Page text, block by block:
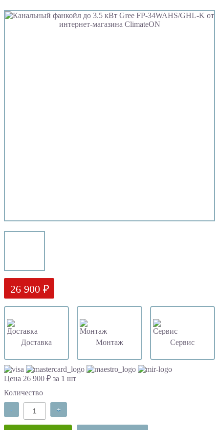
26 900 ₽
Доставка Монтаж Сервис
Цена 26 900 ₽ за 1 шт
Количество
- +